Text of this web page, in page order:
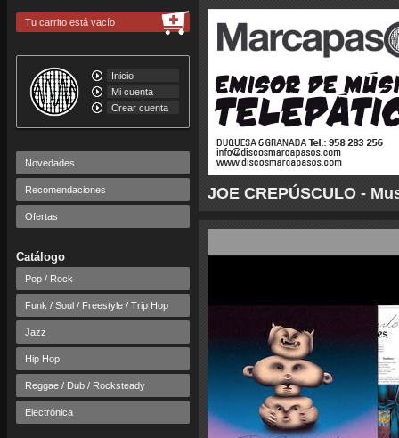
JOE CREPÚSCULO -
Tu carrito está vacío
Inicio
Mi cuenta
Crear cuenta
Novedades
Recomendaciones
Ofertas
Catálogo
Pop / Rock
Funk / Soul / Freestyle / Trip Hop
Jazz
Hip Hop
Reggae / Dub / Rocksteady
Electrónica